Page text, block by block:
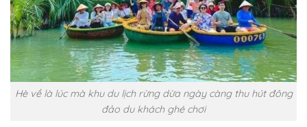
Hè về là lúc mà khu du lịch rừng dừa ngày càng thu hút đông
đảo du khách ghé chơi